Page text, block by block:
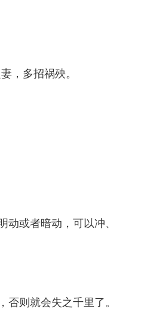
，多招祸殃。
或者暗动，可以冲、
则就会失之千里了。